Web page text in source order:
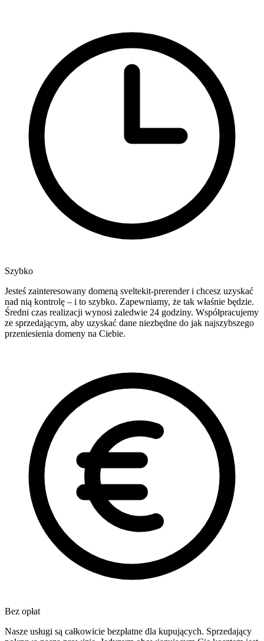
Szybko
Jesteś zainteresowany domeną sveltekit-prerender i chcesz uzyskać
nad nią kontrolę – i to szybko. Zapewniamy, że tak właśnie będzie.
Średni czas realizacji wynosi zaledwie 24 godziny. Współpracujemy
ze sprzedającym, aby uzyskać dane niezbędne do jak najszybszego
przeniesienia domeny na Ciebie.
Bez opłat
Nasze usługi są całkowicie bezpłatne dla kupujących. Sprzedający